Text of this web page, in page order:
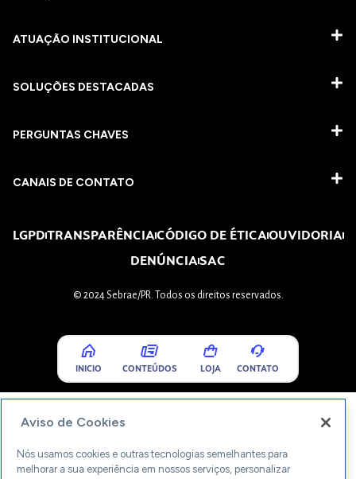
ATUAÇÃO INSTITUCIONAL
SOLUÇÕES DESTACADAS
PERGUNTAS CHAVES​
CANAIS DE CONTATO
LGPDTRANSPARÊNCIACÓDIGO DE ÉTICAOUVIDORIA
DENÚNCIASAC
© 2024 Sebrae/PR. Todos os direitos reservados.
INICIO CONTEÚDOS LOJA CONTATO
Aviso de Cookies
Nós usamos cookies e outras tecnologias semelhantes para
melhorar a sua experiência em nossos serviços, personalizar